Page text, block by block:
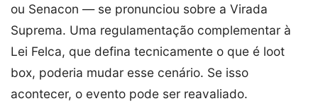
ou Senacon — se pronunciou sobre a Virada
Suprema. Uma regulamentação complementar à
Lei Felca, que defina tecnicamente o que é loot
box, poderia mudar esse cenário. Se isso
acontecer, o evento pode ser reavaliado.